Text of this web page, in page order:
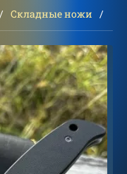
Складные ножи